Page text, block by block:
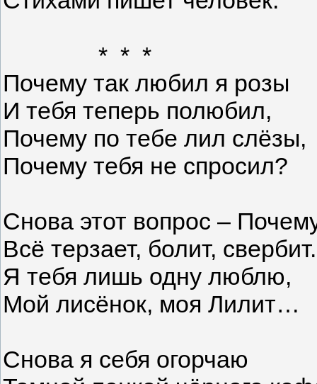
* * *
Почему так любил я розы
И тебя теперь полюбил,
Почему по тебе лил слёзы,
Почему тебя не спросил?
Снова этот вопрос –
Всё терзает, болит, свербит.
Я тебя лишь одну люблю,
Мой лисёнок, моя Лилит…
Снова я себя огорчаю